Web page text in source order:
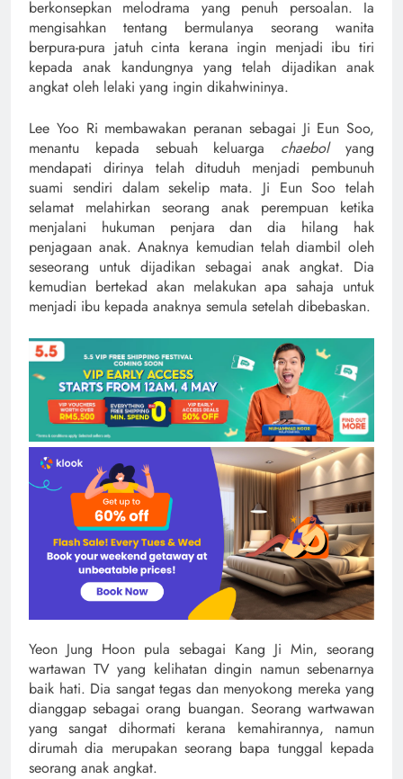
berkonsepkan melodrama yang penuh persoalan. Ia
mengisahkan tentang bermulanya seorang wanita
berpura-pura jatuh cinta kerana ingin menjadi ibu tiri
kepada anak kandungnya yang telah dijadikan anak
angkat oleh lelaki yang ingin dikahwininya.
Lee Yoo Ri membawakan peranan sebagai Ji Eun Soo,
menantu kepada sebuah keluarga chaebolyang
mendapati dirinya telah dituduh menjadi pembunuh
suami sendiri dalam sekelip mata. Ji Eun Soo telah
selamat melahirkan seorang anak perempuan ketika
menjalani hukuman penjara dan dia hilang hak
penjagaan anak. Anaknya kemudian telah diambil oleh
seseorang untuk dijadikan sebagai anak angkat. Dia
kemudian bertekad akan melakukan apa sahaja untuk
menjadi ibu kepada anaknya semula setelah dibebaskan.
Yeon Jung Hoon pula sebagai Kang Ji Min, seorang
wartawan TV yang kelihatan dingin namun sebenarnya
baik hati. Dia sangat tegas dan menyokong mereka yang
dianggap sebagai orang buangan. Seorang wartwawan
yang sangat dihormati kerana kemahirannya, namun
dirumah dia merupakan seorang bapa tunggal kepada
seorang anak angkat.